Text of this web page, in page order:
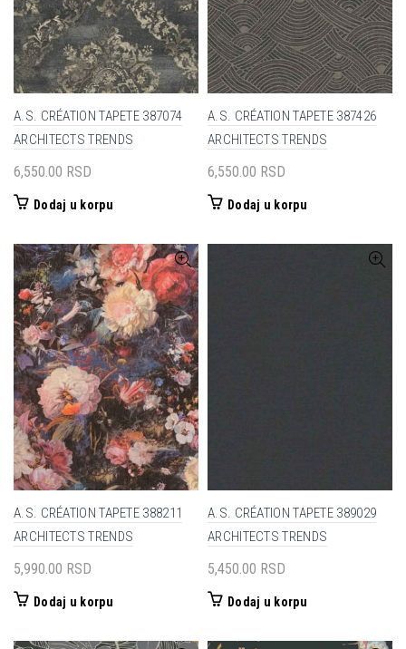
A.S. CRÉATION TAPETE 387074
ARCHITECTS TRENDS
6,550.00 RSD
Dodaj u korpu
A.S. CRÉATION TAPETE 387426
ARCHITECTS TRENDS
6,550.00 RSD
Dodaj u korpu
A.S. CRÉATION TAPETE 388211
ARCHITECTS TRENDS
5,990.00 RSD
Dodaj u korpu
A.S. CRÉATION TAPETE 389029
ARCHITECTS TRENDS
5,450.00 RSD
Dodaj u korpu